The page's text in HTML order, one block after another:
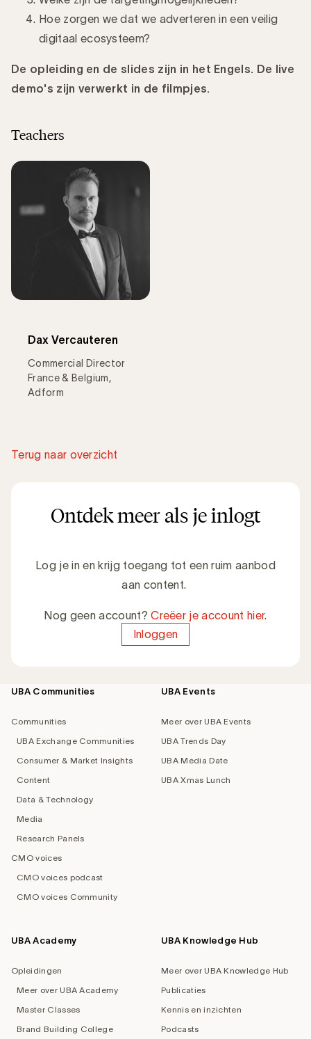
Hoe zorgen we dat we adverteren in een veilig
digitaal ecosysteem?
De opleiding en de slides zijn in het Engels. De live
demo's zijn verwerkt in de filmpjes.
Teachers
Dax Vercauteren
Commercial Director
France & Belgium,
Adform
Terug naar overzicht
Ontdek meer als je inlogt
Log je in en krijg toegang tot een ruim aanbod
aan content.
Nog geen account?Creëer je account hier.
Inloggen
Footer
UBA Communities
Communities
UBA Exchange Communities
Consumer & Market Insights
Content
Data & Technology
Media
Research Panels
CMO voices
CMO voices podcast
CMO voices Community
UBA Events
Meer over UBA Events
UBA Trends Day
UBA Media Date
UBA Xmas Lunch
UBA Academy
Opleidingen
Meer over UBA Academy
Master Classes
Brand Building College
UBA Knowledge Hub
Meer over UBA Knowledge Hub
Publicaties
Kennis en inzichten
Podcasts